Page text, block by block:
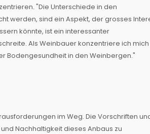
"Die Unterschiede in den
werden, sind ein Aspekt, der grosses
könnte, ist ein interessanter
Als Weinbauer konzentriere ich
Bodengesundheit in den Weinbergen."
im Weg. Die Vorschriften
Nachhaltigkeit dieses Anbaus zu